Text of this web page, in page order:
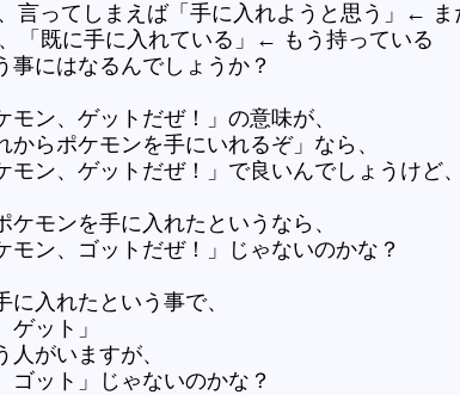
言ってしまえば「手に入れようと思う」← ま
「既に手に入れている」← もう持っている
事にはなるんでしょうか？
モン、ゲットだぜ！」の意味が、
からポケモンを手にいれるぞ」なら、
モン、ゲットだぜ！」で良いんでしょうけど、
ケモンを手に入れたというなら、
モン、ゴットだぜ！」じゃないのかな？
に入れたという事で、
ゲット」
人がいますが、
ゴット」じゃないのかな？